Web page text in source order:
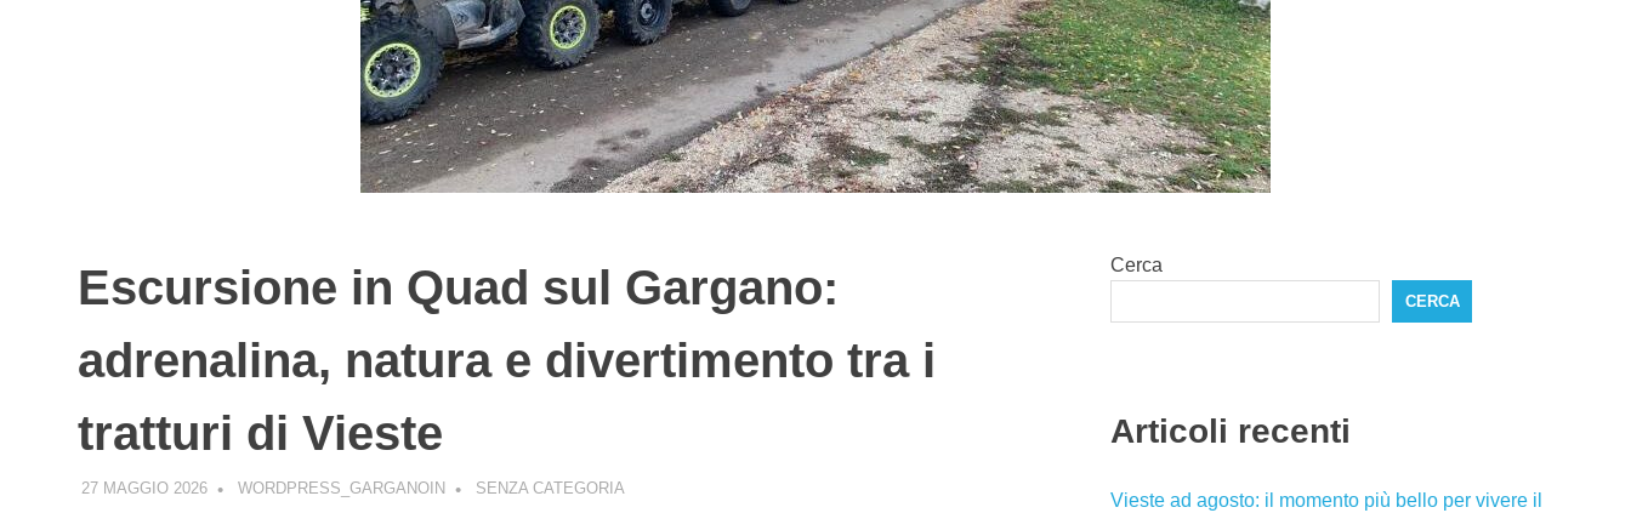
Escursione in Quad sul Gargano:
adrenalina, natura e divertimento tra i
tratturi di Vieste
27 MAGGIO 2026 WORDPRESS_GARGANOIN SENZA CATEGORIA
Cerca
CERCA
Articoli recenti
Vieste ad agosto: il momento più bello per vivere il